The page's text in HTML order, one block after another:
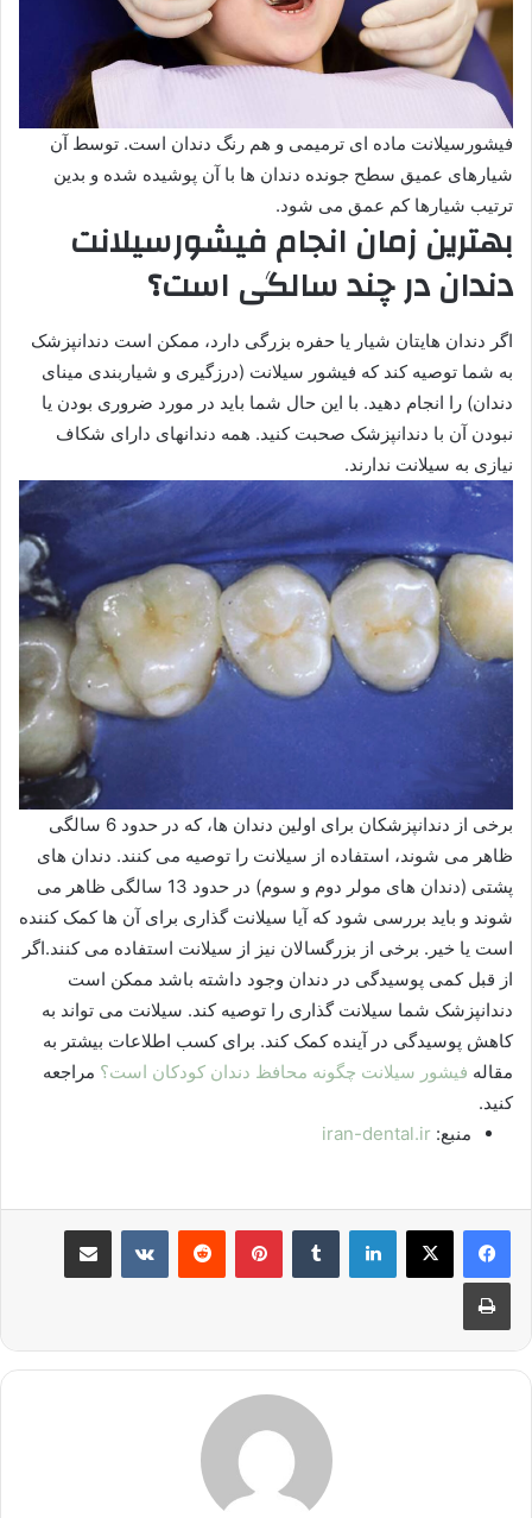
فیشورسیلانت ماده ای ترمیمی و هم رنگ دندان است. توسط آن
شیارهای عمیق سطح جونده دندان ها با آن پوشیده شده و بدین
ترتیب شیارها کم عمق می شود.
بهترین زمان انجام فیشورسیلانت
دندان در چند سالگی است؟
اگر دندان هایتان شیار یا حفره بزرگی دارد، ممکن است دندانپزشک
به شما توصیه کند که فیشور سیلانت (درزگیری و شیاربندی مینای
دندان) را انجام دهید. با این حال شما باید در مورد ضروری بودن یا
نبودن آن با دندانپزشک صحبت کنید. همه دندانهای دارای شکاف
نیازی به سیلانت ندارند.
برخی از دندانپزشکان برای اولین دندان ها، که در حدود 6 سالگی
ظاهر می شوند، استفاده از سیلانت را توصیه می کنند. دندان های
پشتی (دندان های مولر دوم و سوم) در حدود 13 سالگی ظاهر می
شوند و باید بررسی شود که آیا سیلانت گذاری برای آن ها کمک کننده
است یا خیر. برخی از بزرگسالان نیز از سیلانت استفاده می کنند.اگر
از قبل کمی پوسیدگی در دندان وجود داشته باشد ممکن است
دندانپزشک شما سیلانت گذاری را توصیه کند. سیلانت می تواند به
کاهش پوسیدگی در آینده کمک کند. برای کسب اطلاعات بیشتر به
مقاله فیشور سیلانت چگونه محافظ دندان کودکان است؟ مراجعه
کنید.
منبع: iran-dental.ir
لینکدین ‫تامبلر پینترست‫رددیت ‫VKontakteاشتراک گذاری از طریق ایمیل
چاپ